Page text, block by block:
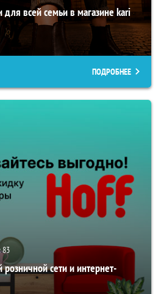
всей семьи в магазине kari
ПОДРОБНЕЕ
83
сети и интернет-